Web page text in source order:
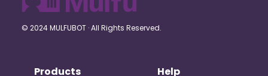
© 2024 MULFUBOT · All Rights Reserved.
Products Help